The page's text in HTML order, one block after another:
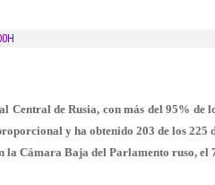
Central de Rusia, con más del 95%
y ha obtenido 203 de los
la Cámara Baja del Parlamento ruso, el